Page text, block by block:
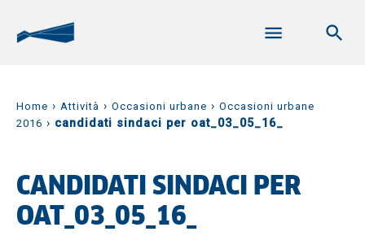
Home › Attività › Occasioni urbane › Occasioni urbane
2016 › candidati sindaci per oat_03_05_16_
CANDIDATI SINDACI PER
OAT_03_05_16_